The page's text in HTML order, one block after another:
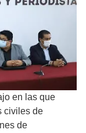
en las que
civiles de
de